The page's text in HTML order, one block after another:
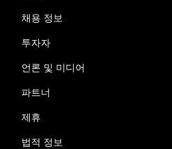
채용 정보
투자자
언론 및 미디어
파트너
제휴
법적 정보